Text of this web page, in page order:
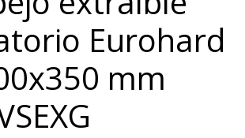
Eurohard
mm